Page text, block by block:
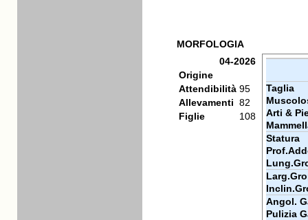
MORFOLOGIA
04-2026
Origine
Attendibilità 95
Allevamenti 82
Figlie
108
Taglia
Arti &
Statura
Angol.
Pulizia